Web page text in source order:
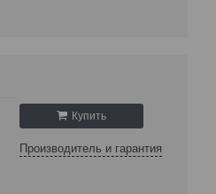
Купить
Производитель и гарантия